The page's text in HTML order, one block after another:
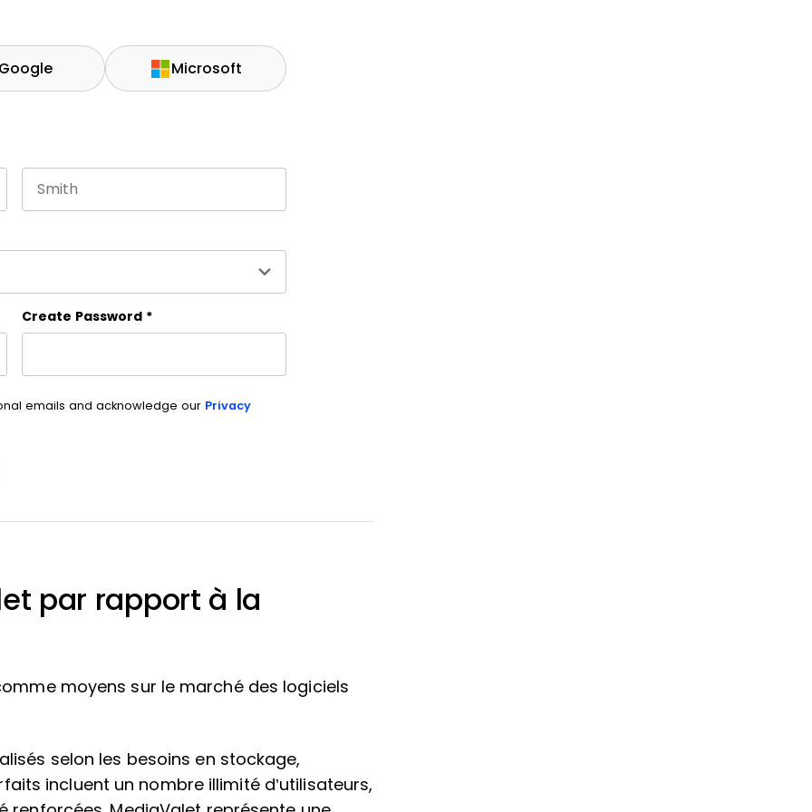
Google Microsoft
should be left unchanged.
Create Password *
emails and acknowledge our Privacy
par rapport à la
moyens sur le marché des logiciels
selon les besoins en stockage,
incluent un nombre illimité d’utilisateurs,